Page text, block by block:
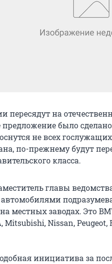
пересядут на
предложение было
не всех
по-прежнему будут
класса.
главы
местных заводах. Это
Mitsubishi, Nissan, Peugeot,
инициатива за